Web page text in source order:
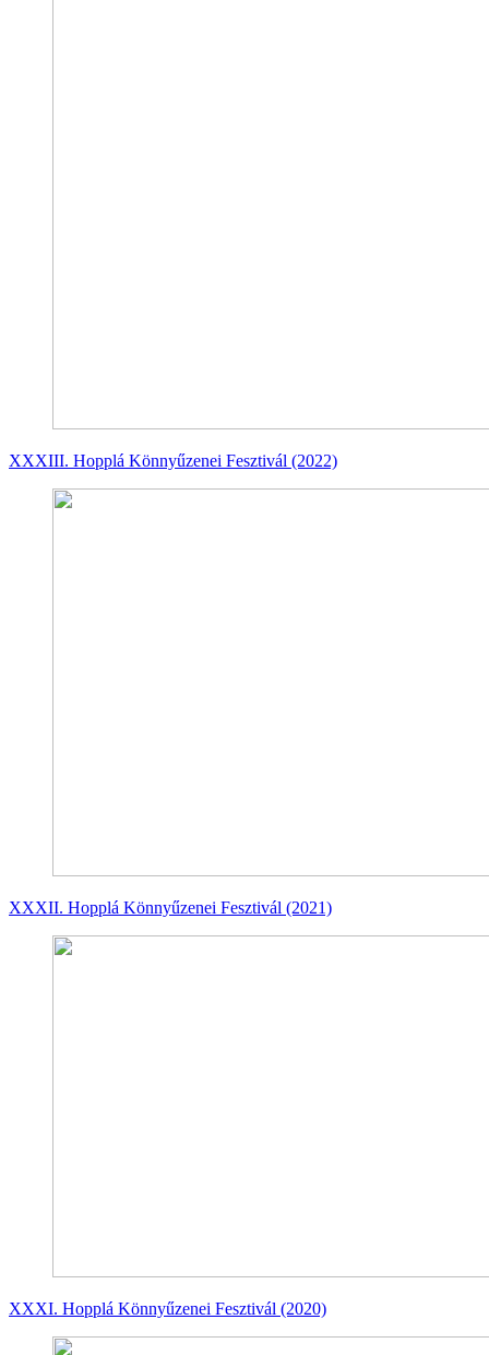
XXXIII. Hopplá Könnyűzenei Fesztivál (2022)
XXXII. Hopplá Könnyűzenei Fesztivál (2021)
XXXI. Hopplá Könnyűzenei Fesztivál (2020)